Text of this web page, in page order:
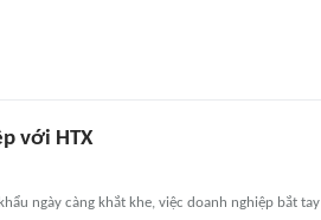
với HTX
ngày càng khắt khe, việc doanh nghiệp bắt tay